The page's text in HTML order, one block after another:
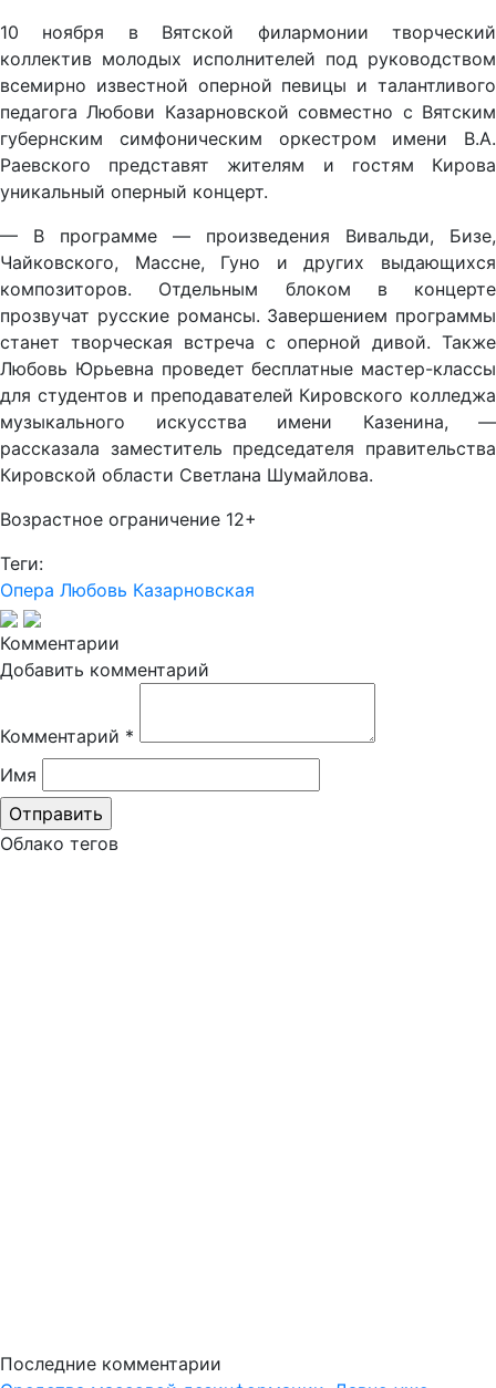
10 ноября в Вятской филармонии творческий
коллектив молодых исполнителей под руководством
всемирно известной оперной певицы и талантливого
педагога Любови Казарновской совместно с Вятским
губернским симфоническим оркестром имени В.А.
Раевского представят жителям и гостям Кирова
уникальный оперный концерт.
— В программе — произведения Вивальди, Бизе,
Чайковского, Массне, Гуно и других выдающихся
композиторов. Отдельным блоком в концерте
прозвучат русские романсы. Завершением программы
станет творческая встреча с оперной дивой. Также
Любовь Юрьевна проведет бесплатные мастер-классы
для студентов и преподавателей Кировского колледжа
музыкального искусства имени Казенина, —
рассказала заместитель председателя правительства
Кировской области Светлана Шумайлова.
Возрастное ограничение 12+
Теги:
Опера Любовь Казарновская
Комментарии
Добавить комментарий
Комментарий *
Имя
Облако тегов
Последние комментарии